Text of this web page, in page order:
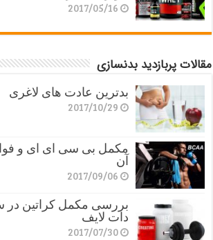
2017/05/16
مقالات پربازدید بدنسازی
بدترین عادت های لاغری
2017/10/29
مکمل بی سی ای ای و
آن
2017/09/06
بررسی مکمل کراتین
دات لایف
2017/07/30